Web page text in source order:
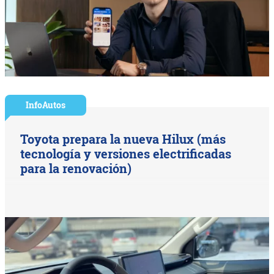
InfoAutos
Toyota prepara la nueva Hilux (más
tecnología y versiones electrificadas
para la renovación)